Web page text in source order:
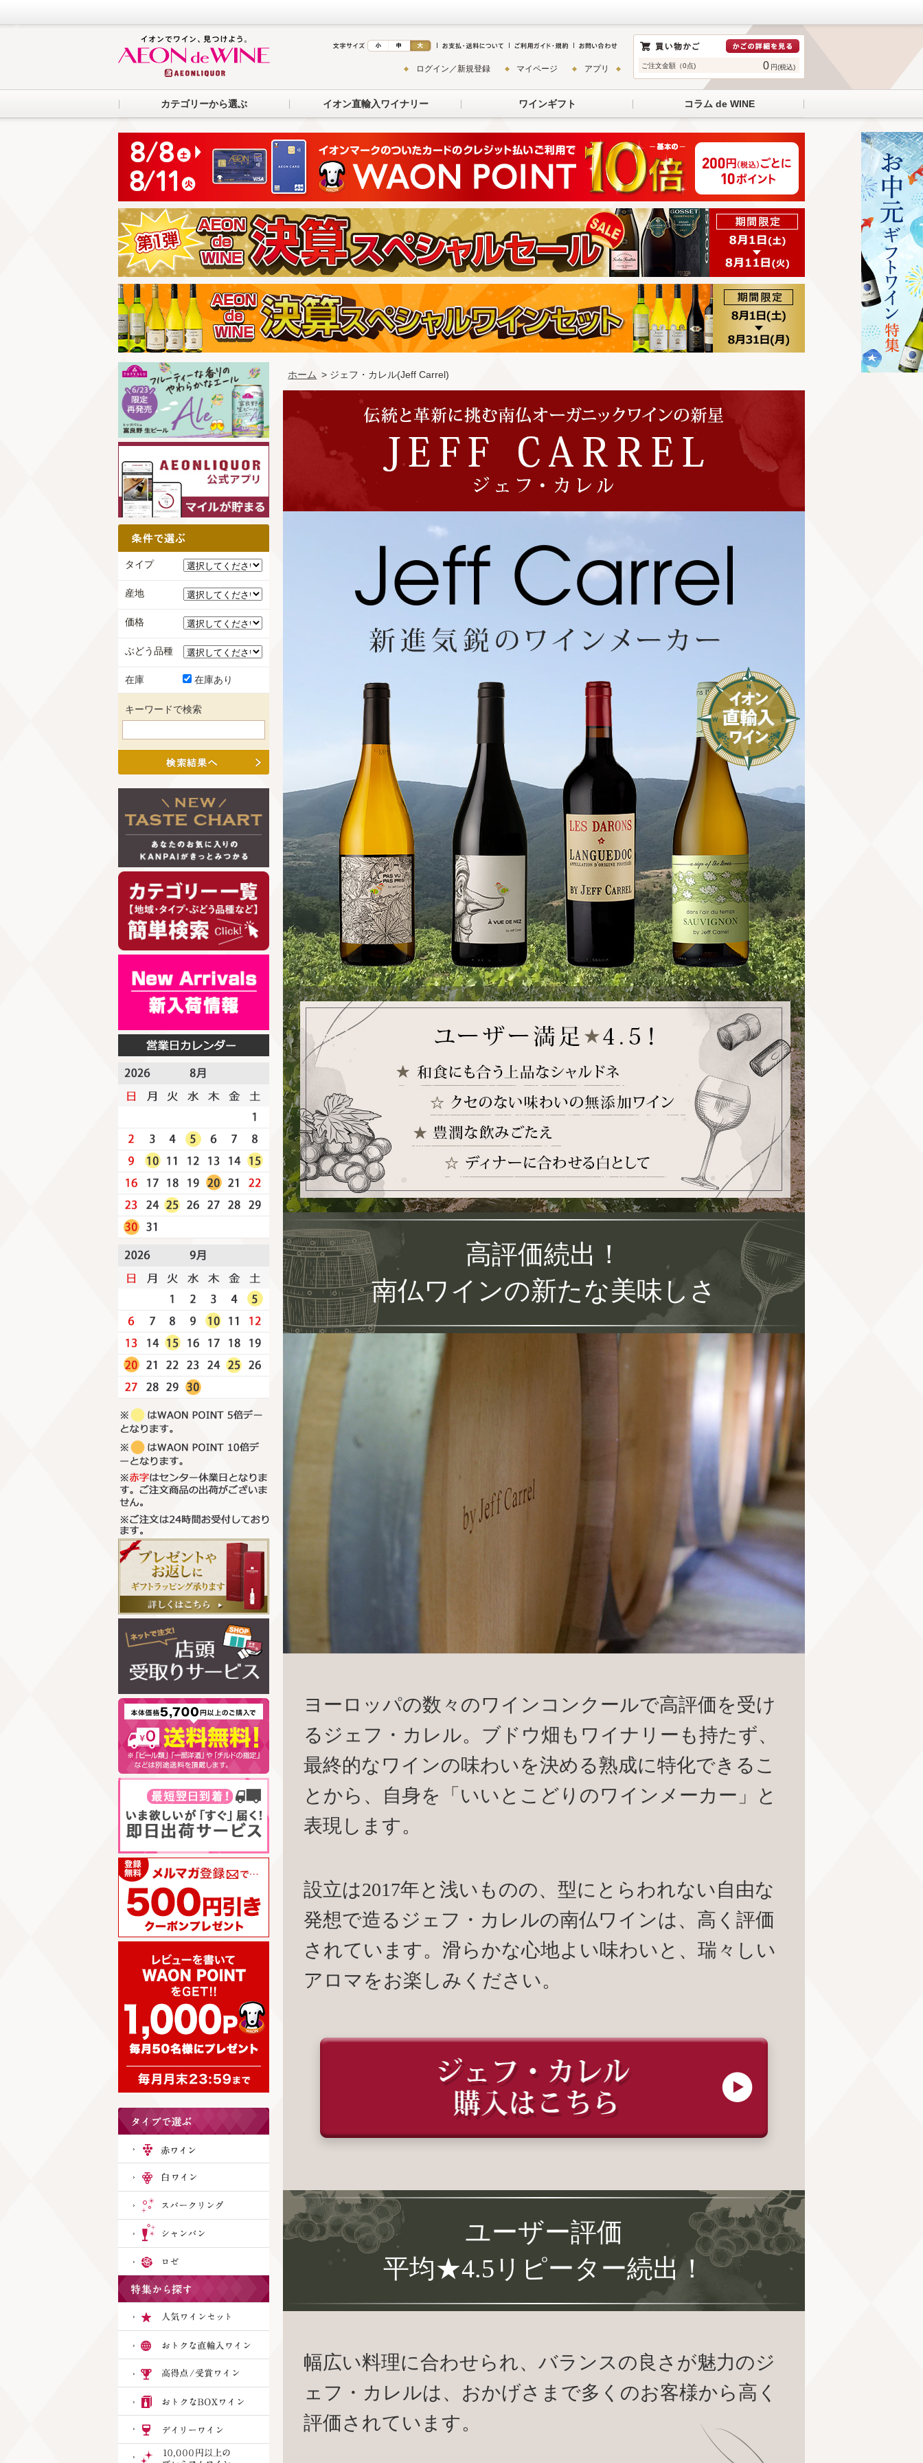
ご注文金額（0点) 0 円(税込)
ログイン／新規登録 マイページ アプリ
カテゴリーから選ぶ イオン直輸入ワイナリー ワインギフト コラム de WINE
ホーム > ジェフ・カレル(Jeff Carrel)
高評価続出！
南仏ワインの新たな美味しさ
ヨーロッパの数々のワインコンクールで高評価を受け
るジェフ・カレル。ブドウ畑もワイナリーも持たず、
最終的なワインの味わいを決める熟成に特化できるこ
とから、自身を「いいとこどりのワインメーカー」と
表現します。
設立は2017年と浅いものの、型にとらわれない自由な
発想で造るジェフ・カレルの南仏ワインは、高く評価
されています。滑らかな心地よい味わいと、瑞々しい
アロマをお楽しみください。
ユーザー評価
平均★4.5リピーター続出！
幅広い料理に合わせられ、バランスの良さが魅力のジ
ェフ・カレルは、おかげさまで多くのお客様から高く
評価されています。
タイプ
産地
価格
ぶどう品種
在庫 在庫あり
キーワードで検索